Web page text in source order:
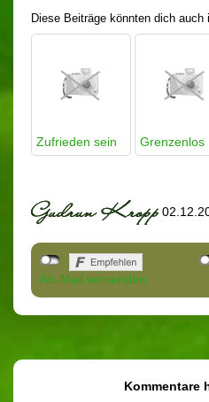
Diese Beiträge könnten dich auch
Zufrieden sein Grenzenlos
Als Mail versenden
Kommentare